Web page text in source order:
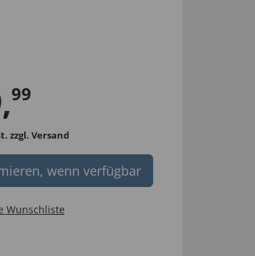
,99
zzgl. Versand
wenn verfügbar
Wunschliste